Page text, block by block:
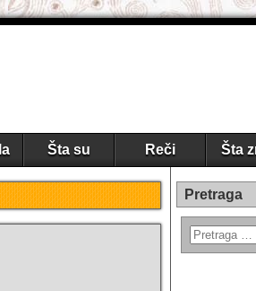
Šta su Reči Šta
Pretraga